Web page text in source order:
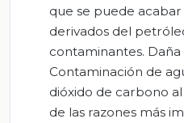
que se puede
derivados del
contaminantes. Daña
Contaminación de
dióxido de carbono
de las razones más